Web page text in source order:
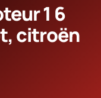
1 6
citroën